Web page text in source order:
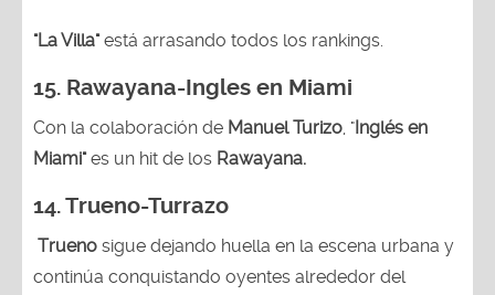
"La Villa"está arrasando todos los rankings.
15. Rawayana-Ingles en Miami
Con la colaboración de Manuel Turizo, "Inglés en
Miami"es un hit de los Rawayana.
14.Trueno-Turrazo
Trueno sigue dejando huella en la escena urbana y
continúa conquistando oyentes alrededor del